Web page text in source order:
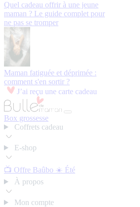
Quel cadeau offrir à une jeune
maman ? Le guide complet pour
ne pas se tromper
Maman fatiguée et déprimée :
comment s'en sortir ?
J’ai reçu une carte cadeau
Box grossesse
Coffrets cadeau
E-shop
📺 Offre Baûbo ☀️ Été
À propos
Mon compte